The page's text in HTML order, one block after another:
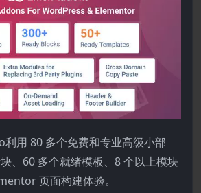
用 80 多个免费和专业高级小部
、60 多个就绪模板、8 个以上模块
页面构建体验。